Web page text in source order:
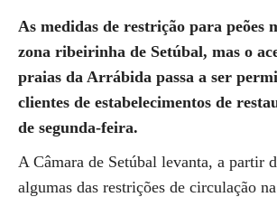
As medidas de restrição para peões
zona ribeirinha de Setúbal, mas o
praias da Arrábida passa a ser
clientes de estabelecimentos de
de segunda-feira.
A Câmara de Setúbal levanta, a partir
algumas das restrições de circulação